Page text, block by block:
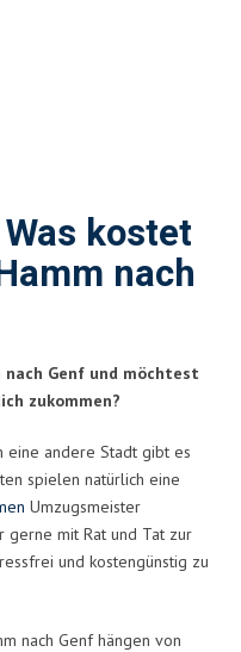
kostet
nach
nach Genf und möchtest
zukommen?
eine andere Stadt gibt es
spielen natürlich eine
Umzugsmeister
gerne mit Rat und Tat zur
und kostengünstig zu
nach Genf hängen von